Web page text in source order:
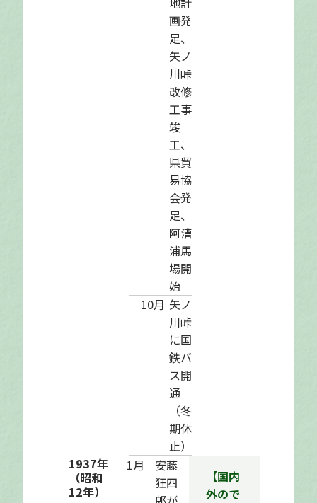
画発
足、
矢ノ
川峠
改修
工事
竣
工、
県貿
易協
会発
足、
阿漕
浦馬
場開
始
10月 矢ノ
川峠
に国
鉄バ
ス開
通
（冬
期休
止）
1937年
（昭和
12年）
1月
安藤
狂四
【国内
外ので